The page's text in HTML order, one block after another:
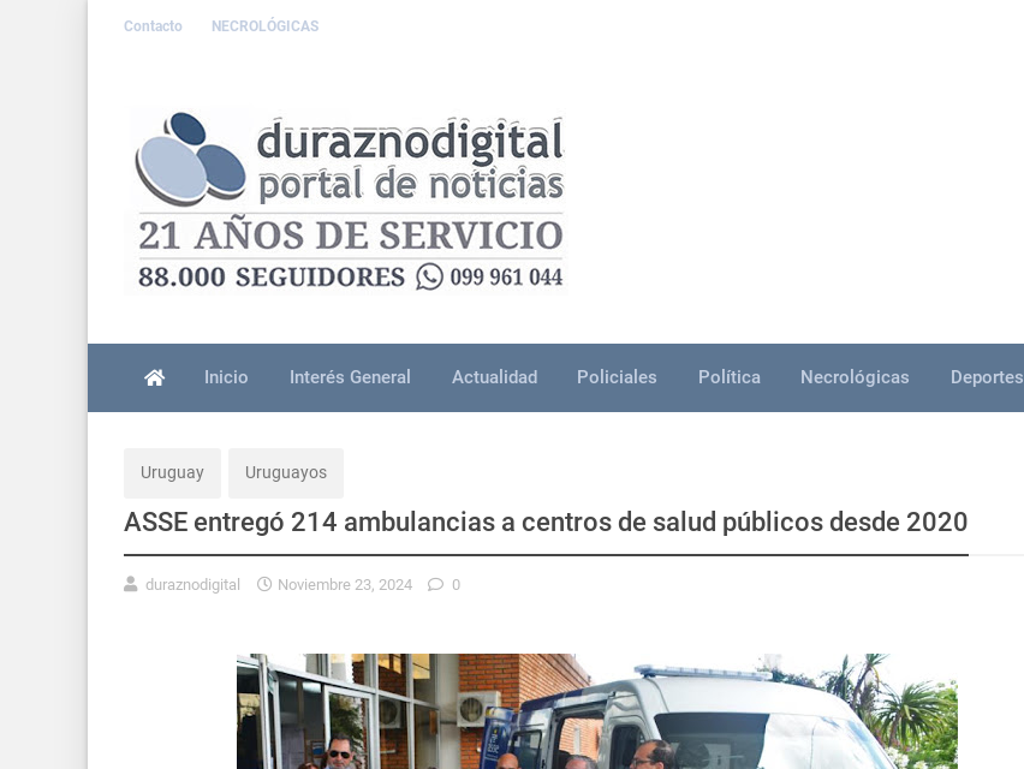
Contacto NECROLÓGICAS
Inicio Interés General Actualidad Policiales Política Necrológicas Deportes
Uruguay Uruguayos
ASSE entregó 214 ambulancias a centros de salud públicos desde 2020
duraznodigital Noviembre 23, 2024 0